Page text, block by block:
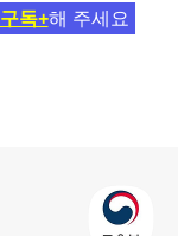
구독+해 주세요